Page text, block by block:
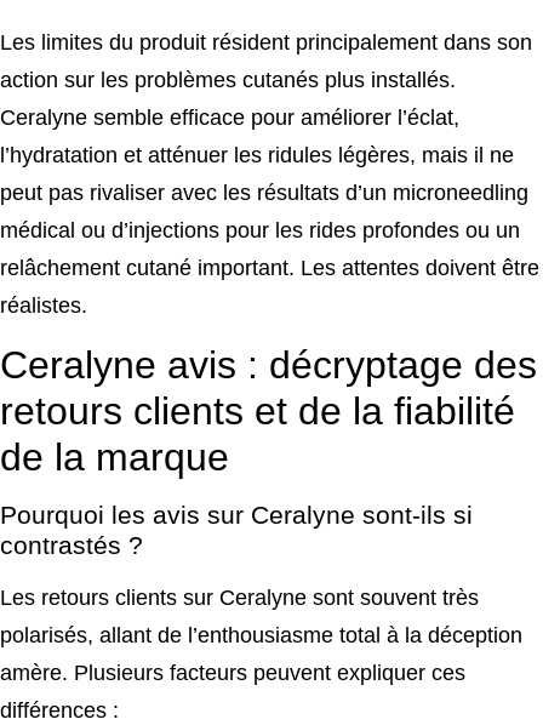
Les limites du produit résident principalement dans son
action sur les problèmes cutanés plus installés.
Ceralyne semble efficace pour améliorer l’éclat,
l’hydratation et atténuer les ridules légères, mais il ne
peut pas rivaliser avec les résultats d’un microneedling
médical ou d’injections pour les rides profondes ou un
relâchement cutané important. Les attentes doivent être
réalistes.
Ceralyne avis : décryptage des
retours clients et de la fiabilité
de la marque
Pourquoi les avis sur Ceralyne sont-ils si
contrastés ?
Les retours clients sur Ceralyne sont souvent très
polarisés, allant de l’enthousiasme total à la déception
amère. Plusieurs facteurs peuvent expliquer ces
différences :